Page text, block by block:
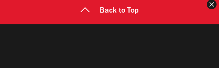
Back to Top